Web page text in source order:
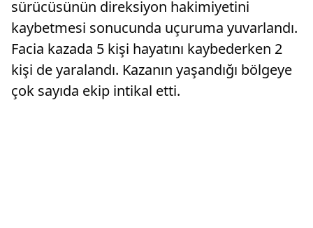
sürücüsünün direksiyon hakimiyetini
kaybetmesi sonucunda uçuruma yuvarlandı.
Facia kazada 5 kişi hayatını kaybederken 2
kişi de yaralandı. Kazanın yaşandığı bölgeye
çok sayıda ekip intikal etti.